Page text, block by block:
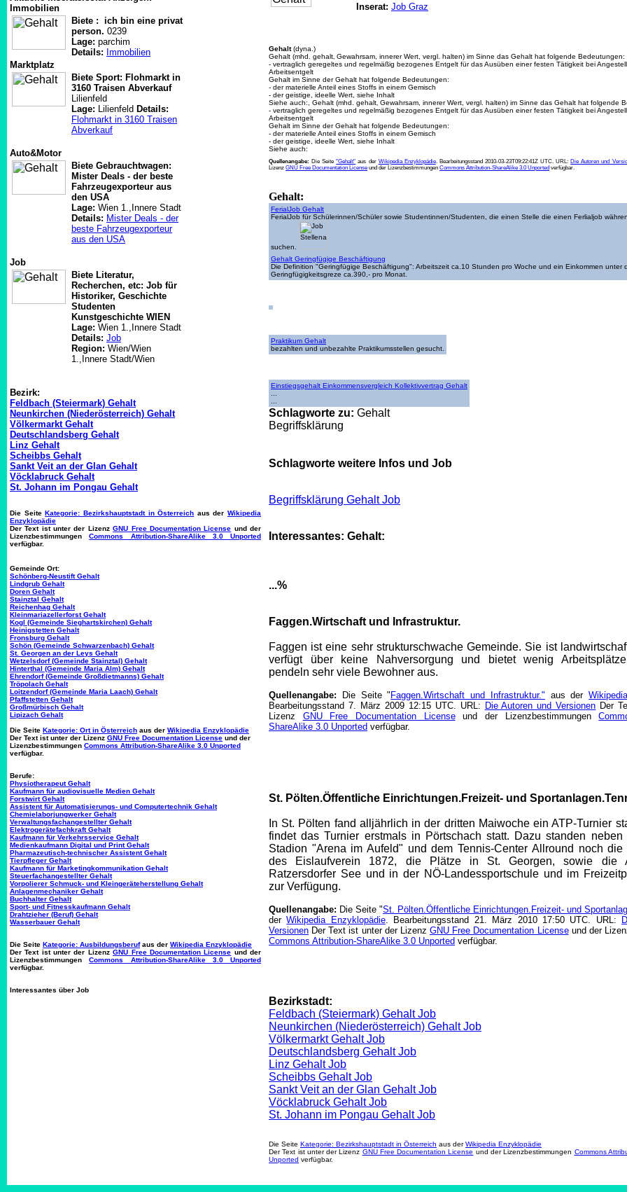
Immobilien
Biete : ich bin eine privat
person. 0239
Lage: parchim
Details: Immobilien
Marktplatz
Biete Sport: Flohmarkt in
3160 Traisen Abverkauf
Lilienfeld
Lage: Lilienfeld Details:
Flohmarkt in 3160 Traisen
Abverkauf
Auto&Motor
Biete Gebrauchtwagen:
Mister Deals - der beste
Fahrzeugexporteur aus
den USA
Lage: Wien 1.,Innere Stadt
Details: Mister Deals - der
beste Fahrzeugexporteur
aus den USA
Job
Biete Literatur,
Recherchen, etc: Job für
Historiker, Geschichte
Studenten
Kunstgeschichte WIEN
Lage: Wien 1.,Innere Stadt
Details: Job
Region: Wien/Wien
1.,Innere Stadt/Wien
Bezirk:
Feldbach (Steiermark) Gehalt
Neunkirchen (Niederösterreich) Gehalt
Völkermarkt Gehalt
Deutschlandsberg Gehalt
Linz Gehalt
Scheibbs Gehalt
Sankt Veit an der Glan Gehalt
Vöcklabruck Gehalt
St. Johann im Pongau Gehalt
Die SeiteKategorie: Bezirkshauptstadt in Österreich aus der Wikipedia
Enzyklopädie
Der Text ist unter der LizenzGNU Free Documentation License und der
LizenzbestimmungenCommons Attribution-ShareAlike 3.0 Unported
verfügbar.
Gemeinde Ort:
Schönberg-Neustift Gehalt
Lindgrub Gehalt
Doren Gehalt
Stainztal Gehalt
Reichenhag Gehalt
Kleinmariazellerforst Gehalt
Kogl (Gemeinde Sieghartskirchen) Gehalt
Heinigstetten Gehalt
Fronsburg Gehalt
Schön (Gemeinde Schwarzenbach) Gehalt
St. Georgen an der Leys Gehalt
Wetzelsdorf (Gemeinde Stainztal) Gehalt
Hinterthal (Gemeinde Maria Alm) Gehalt
Ehrendorf (Gemeinde Großdietmanns) Gehalt
Tröpolach Gehalt
Loitzendorf (Gemeinde Maria Laach) Gehalt
Pfaffstetten Gehalt
Großmürbisch Gehalt
Lipizach Gehalt
Die Seite Kategorie: Ort in Österreich aus der Wikipedia Enzyklopädie
Der Text ist unter der Lizenz GNU Free Documentation License und der
Lizenzbestimmungen Commons Attribution-ShareAlike 3.0 Unported
verfügbar.
Berufe:
Physiotherapeut Gehalt
Kaufmann für audiovisuelle Medien Gehalt
Forstwirt Gehalt
Assistent für Automatisierungs- und Computertechnik Gehalt
Chemielaborjungwerker Gehalt
Verwaltungsfachangestellter Gehalt
Elektrogerätefachkraft Gehalt
Kaufmann für Verkehrsservice Gehalt
Medienkaufmann Digital und Print Gehalt
Pharmazeutisch-technischer Assistent Gehalt
Tierpfleger Gehalt
Kaufmann für Marketingkommunikation Gehalt
Steuerfachangestellter Gehalt
Vorpolierer Schmuck- und Kleingeräteherstellung Gehalt
Anlagenmechaniker Gehalt
Buchhalter Gehalt
Sport- und Fitnesskaufmann Gehalt
Drahtzieher (Beruf) Gehalt
Wasserbauer Gehalt
Die Seite Kategorie: Ausbildungsberufaus der Wikipedia Enzyklopädie
Der Text ist unter der LizenzGNU Free Documentation License und der
LizenzbestimmungenCommons Attribution-ShareAlike 3.0 Unported
verfügbar.
Interessantes über Job
Inserat: Job Graz
Gehalt(dyna.)
Gehalt (mhd. gehalt‚ Gewahrsam, innerer Wert, vergl. halten) im Sinne das Gehalt hat folgende Bedeutungen:
- vertraglich geregeltes und regelmäßig bezogenes Entgelt für das Ausüben einer festen Tätigkeit bei
Arbeitsentgelt
Gehalt im Sinne der Gehalt hat folgende Bedeutungen:
- der materielle Anteil eines Stoffs in einem Gemisch
- der geistige, ideelle Wert, siehe Inhalt
Siehe auch:, Gehalt (mhd. gehalt‚ Gewahrsam, innerer Wert, vergl. halten) im Sinne das Gehalt hat folgende
- vertraglich geregeltes und regelmäßig bezogenes Entgelt für das Ausüben einer festen Tätigkeit bei
Arbeitsentgelt
Gehalt im Sinne der Gehalt hat folgende Bedeutungen:
- der materielle Anteil eines Stoffs in einem Gemisch
- der geistige, ideelle Wert, siehe Inhalt
Siehe auch:
Quellenangabe: Die Seite"Gehalt" aus der Wikipedia Enzyklopädie. Bearbeitungsstand 2010-03-23T09:22:41Z UTC. URL: Die Autoren und
Lizenz GNU Free Documentation License und der Lizenzbestimmungen Commons Attribution-ShareAlike 3.0 Unported verfügbar.
Gehalt:
FerialJob Gehalt
FerialJob für Schülerinnen/Schüler sowie Studentinnen/Studenten, die einen Stelle die einen Ferlialjob
suchen.
Gehalt Geringfügige Beschäftigung
Die Definition "Geringfügige Beschäftigung": Arbeitszeit ca.10 Stunden pro Woche und ein Einkommen unter
Geringfügigkeitsgreze ca.390,- pro Monat.
Praktikum Gehalt
bezahlten und unbezahlte Praktikumsstellen gesucht.
Einstiegsgehalt Einkommensvergleich Kollektivvertrag Gehalt
Schlagworte zu: Gehalt
Begriffsklärung
Schlagworte weitere Infos und Job
Begriffsklärung Gehalt Job
Interessantes: Gehalt:
...%
Faggen.Wirtschaft und Infrastruktur.
Faggen ist eine sehr strukturschwache Gemeinde. Sie ist
verfügt über keine Nahversorgung und bietet wenig
pendeln sehr viele Bewohner aus.
Quellenangabe: Die Seite " Faggen.Wirtschaft und Infrastruktur." aus der
Bearbeitungsstand 7. März 2009 12:15 UTC. URL: Die Autoren und Versionen Der
Lizenz GNU Free Documentation Licenseund der Lizenzbestimmungen
ShareAlike 3.0 Unported verfügbar.
St. Pölten.Öffentliche Einrichtungen.Freizeit- und
In St. Pölten fand alljährlich in der dritten Maiwoche ein ATP-Turnier
findet das Turnier erstmals in Pörtschach statt. Dazu standen neben
Stadion "Arena im Aufeld" und dem Tennis-Center Allround noch die
des Eislaufverein 1872, die Plätze in St. Georgen, sowie die
Ratzersdorfer See und in der NÖ-Landessportschule und im
zur Verfügung.
Quellenangabe: Die Seite "St. Pölten.Öffentliche Einrichtungen.Freizeit- und
derWikipedia Enzyklopädie. Bearbeitungsstand 21. März 2010 17:50 UTC. URL:
Versionen Der Text ist unter der LizenzGNU Free Documentation Licenseund der
Commons Attribution-ShareAlike 3.0 Unported verfügbar.
Bezirkstadt:
Feldbach (Steiermark) Gehalt Job
Neunkirchen (Niederösterreich) Gehalt Job
Völkermarkt Gehalt Job
Deutschlandsberg Gehalt Job
Linz Gehalt Job
Scheibbs Gehalt Job
Sankt Veit an der Glan Gehalt Job
Vöcklabruck Gehalt Job
St. Johann im Pongau Gehalt Job
Die Seite Kategorie: Bezirkshauptstadt in Österreich aus derWikipedia Enzyklopädie
Der Text ist unter der Lizenz GNU Free Documentation License und der Lizenzbestimmungen Commons
Unported verfügbar.